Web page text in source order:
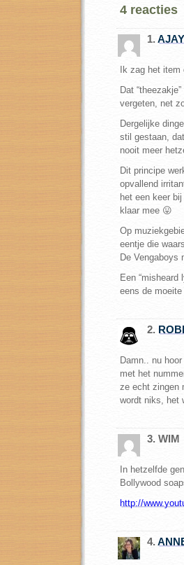
4 reacties
1. AJAY
Ik zag het
Dat
vergeten, net
Dergelijke
stil gestaan,
nooit meer
Dit principe
opvallend
het een keer
klaar mee 😛
Op
eentje die
De Vengaboys
Een
eens de moeite
2.
Damn.. nu
met het
ze echt zingen
wordt niks, het
3. WIM
In hetzelfde
Bollywood
http://
4.